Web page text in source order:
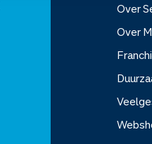
Over
Over